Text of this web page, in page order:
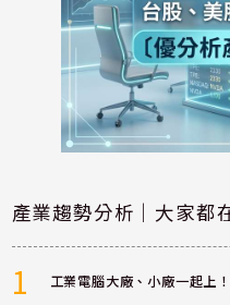
產業趨勢分析｜大家都
1 工業電腦大廠、小廠一起上